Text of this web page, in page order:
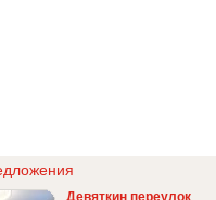
Девяткин переулок